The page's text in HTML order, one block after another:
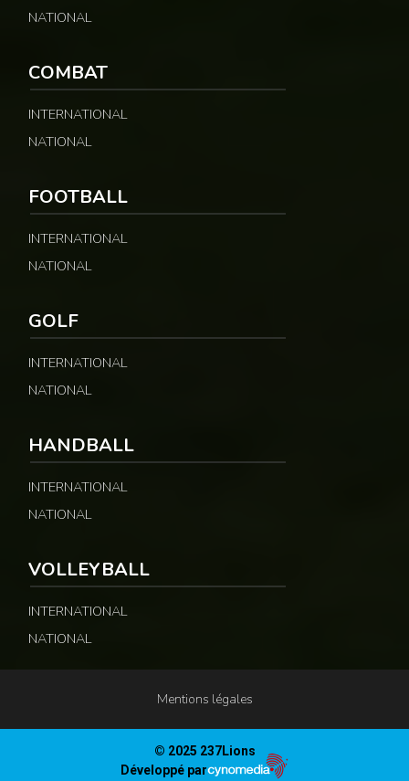
NATIONAL
COMBAT
INTERNATIONAL
NATIONAL
FOOTBALL
INTERNATIONAL
NATIONAL
GOLF
INTERNATIONAL
NATIONAL
HANDBALL
INTERNATIONAL
NATIONAL
VOLLEYBALL
INTERNATIONAL
NATIONAL
Mentions légales
© 2025 237Lions
Développé par